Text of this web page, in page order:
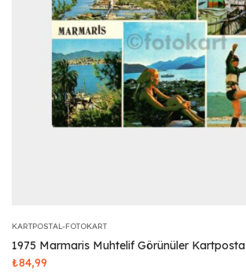
KARTPOSTAL-FOTOKART
1975 Marmaris Muhtelif Görünüler Kartposta
₺84,99